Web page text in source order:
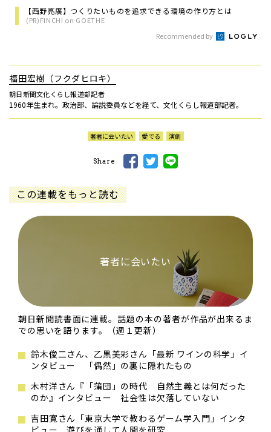
【西野亮廣】つくりたいものを追求できる環境の作り方とは
(PR)FINCHI on GOETHE
Recommended by
福田宏樹（フクダヒロキ）
朝日新聞文化くらし報道部記者
1960年生まれ。政治部、論説委員などを経て、文化くらし報道部記者。
著者に会いたい 愛でる 演劇
Share
この連載をもっと読む
著者に会いたい
朝日新聞読書面に連載。話題の本の著者が作品が出来るま
での思いを語ります。（週１更新）
鈴木俊二さん、乙黒美彩さん「最新 ワインの科学」イ
ンタビュー 「偶然」の裏に隠れたもの
木村洋さん『「蒲団」の時代 自然主義とは何だった
のか』インタビュー 社会性は欠落していない
吉田寛さん「東京大学で教わるゲーム学入門」インタ